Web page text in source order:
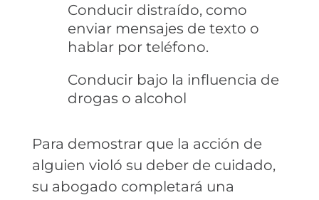
Conducir distraído, como
enviar mensajes de texto o
hablar por teléfono.
Conducir bajo la influencia de
drogas o alcohol
Para demostrar que la acción de
alguien violó su deber de cuidado,
su abogado completará una